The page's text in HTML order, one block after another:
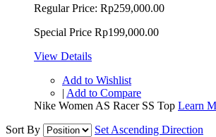
Regular Price: Rp259,000.00
Special Price Rp199,000.00
View Details
Add to Wishlist
| Add to Compare
Nike Women AS Racer SS Top Learn
Sort By
Set Ascending Direction